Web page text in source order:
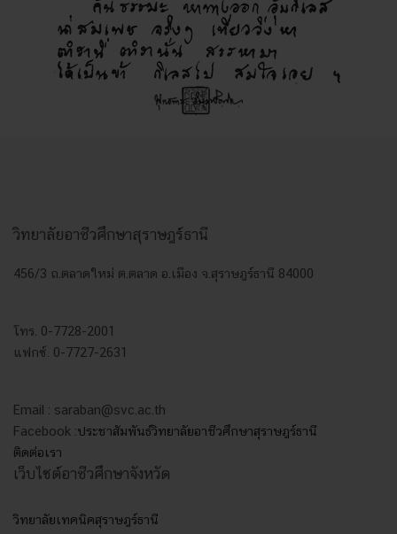
วิทยาลัยอาชีวศึกษาสุราษฎร์ธานี
456/3 ถ.ตลาดใหม่ ต.ตลาด อ.เมือง จ.สุราษฎร์ธานี 84000
โทร. 0-7728-2001
แฟกซ์. 0-7727-2631
Email : saraban@svc.ac.th
Facebook :ประชาสัมพันธ์วิทยาลัยอาชีวศึกษาสุราษฎร์ธานี
ติดต่อเรา
เว็บไซต์อาชีวศึกษาจังหวัด
วิทยาลัยเทคนิคสุราษฎร์ธานี